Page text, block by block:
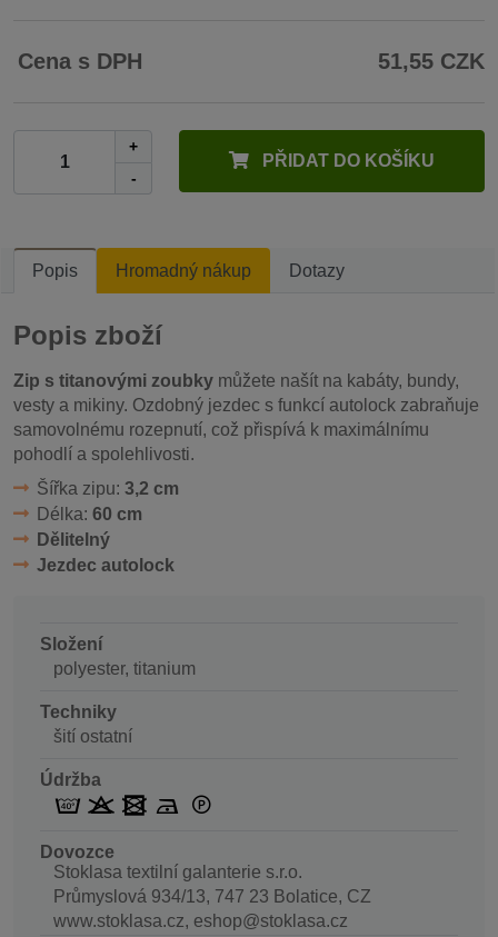
Cena s DPH 51,55 CZK
+
-
PŘIDAT DO KOŠÍKU
Popis Hromadný nákup Dotazy
Popis zboží
Zip s titanovými zoubky můžete našít na kabáty, bundy,
vesty a mikiny. Ozdobný jezdec s funkcí autolock zabraňuje
samovolnému rozepnutí, což přispívá k maximálnímu
pohodlí a spolehlivosti.
Šířka zipu: 3,2 cm
Délka: 60 cm
Dělitelný
Jezdec autolock
Složení
polyester, titanium
Techniky
šití ostatní
Údržba
Dovozce
Stoklasa textilní galanterie s.r.o.
Průmyslová 934/13, 747 23 Bolatice, CZ
www.stoklasa.cz, eshop@stoklasa.cz